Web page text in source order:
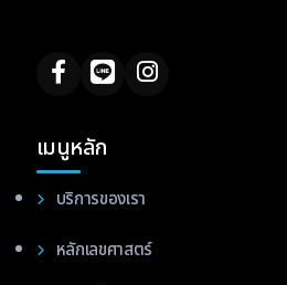
เมนูหลัก
บริการของเรา
หลักเลขศาสตร์